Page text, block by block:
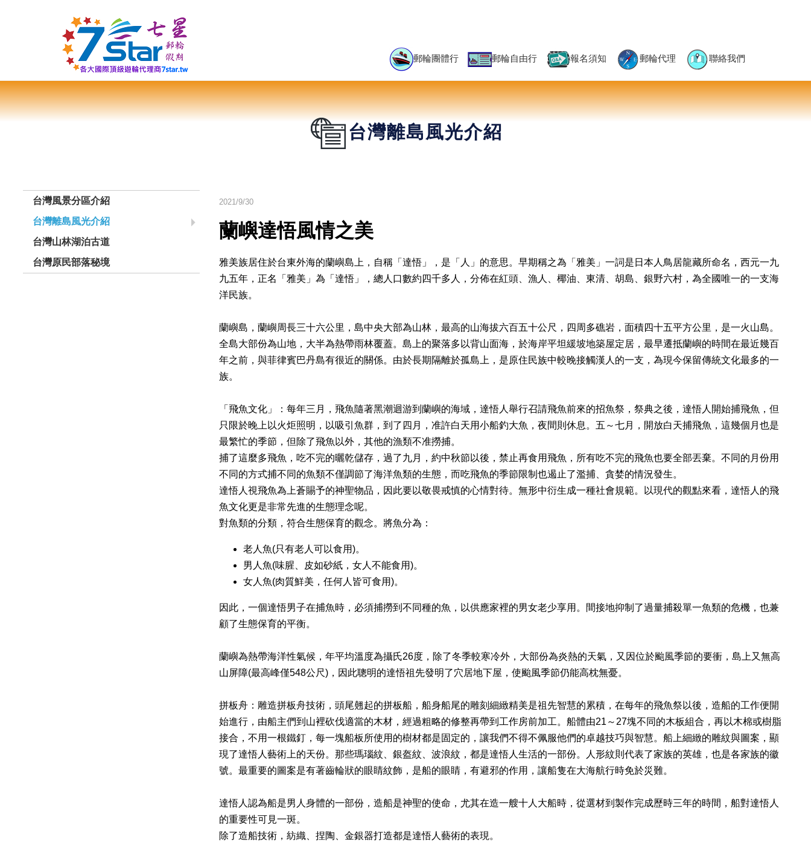
郵輪團體行 郵輪自由行 報名須知 郵輪代理 聯絡我們
台灣離島風光介紹
台灣風景分區介紹
台灣離島風光介紹
台灣山林湖泊古道
台灣原民部落秘境
2021/9/30
蘭嶼達悟風情之美
雅美族居住於台東外海的蘭嶼島上，自稱「達悟」，是「人」的意思。早期稱之為「雅美」一詞是日本人鳥居龍藏所命名，西元一九
九五年，正名「雅美」為「達悟」，總人口數約四千多人，分佈在紅頭、漁人、椰油、東清、胡島、銀野六村，為全國唯一的一支海
洋民族。
蘭嶼島，蘭嶼周長三十六公里，島中央大部為山林，最高的山海拔六百五十公尺，四周多礁岩，面積四十五平方公里，是一火山島。
全島大部份為山地，大半為熱帶雨林覆蓋。島上的聚落多以背山面海，於海岸平坦緩坡地築屋定居，最早遷抵蘭嶼的時間在最近幾百
年之前，與菲律賓巴丹島有很近的關係。由於長期隔離於孤島上，是原住民族中較晚接觸漢人的一支，為現今保留傳統文化最多的一
族。
「飛魚文化」：每年三月，飛魚隨著黑潮迴游到蘭嶼的海域，達悟人舉行召請飛魚前來的招魚祭，祭典之後，達悟人開始捕飛魚，但
只限於晚上以火炬照明，以吸引魚群，到了四月，准許白天用小船釣大魚，夜間則休息。五～七月，開放白天捕飛魚，這幾個月也是
最繁忙的季節，但除了飛魚以外，其他的漁類不准撈捕。
捕了這麼多飛魚，吃不完的曬乾儲存，過了九月，約中秋節以後，禁止再食用飛魚，所有吃不完的飛魚也要全部丟棄。不同的月份用
不同的方式捕不同的魚類不僅調節了海洋魚類的生態，而吃飛魚的季節限制也遏止了濫捕、貪婪的情況發生。
達悟人視飛魚為上蒼賜予的神聖物品，因此要以敬畏戒慎的心情對待。無形中衍生成一種社會規範。以現代的觀點來看，達悟人的飛
魚文化更是非常先進的生態理念呢。
對魚類的分類，符合生態保育的觀念。將魚分為：
老人魚(只有老人可以食用)。
男人魚(味腥、皮如砂紙，女人不能食用)。
女人魚(肉質鮮美，任何人皆可食用)。
因此，一個達悟男子在捕魚時，必須捕撈到不同種的魚，以供應家裡的男女老少享用。間接地抑制了過量捕殺單一魚類的危機，也兼
顧了生態保育的平衡。
蘭嶼為熱帶海洋性氣候，年平均溫度為攝氏26度，除了冬季較寒冷外，大部份為炎熱的天氣，又因位於颱風季節的要衝，島上又無高
山屏障(最高峰僅548公尺)，因此聰明的達悟祖先發明了穴居地下屋，使颱風季節仍能高枕無憂。
拼板舟：雕造拼板舟技術，頭尾翹起的拼板船，船身船尾的雕刻細緻精美是祖先智慧的累積，在每年的飛魚祭以後，造船的工作便開
始進行，由船主們到山裡砍伐適當的木材，經過粗略的修整再帶到工作房前加工。船體由21～27塊不同的木板組合，再以木棉或樹脂
接合，不用一根鐵釘，每一塊船板所使用的樹材都是固定的，讓我們不得不佩服他們的卓越技巧與智慧。船上細緻的雕紋與圖案，顯
現了達悟人藝術上的天份。那些瑪瑙紋、銀盔紋、波浪紋，都是達悟人生活的一部份。人形紋則代表了家族的英雄，也是各家族的徽
號。最重要的圖案是有著齒輪狀的眼睛紋飾，是船的眼睛，有避邪的作用，讓船隻在大海航行時免於災難。
達悟人認為船是男人身體的一部份，造船是神聖的使命，尤其在造一艘十人大船時，從選材到製作完成歷時三年的時間，船對達悟人
的重要性可見一斑。
除了造船技術，紡織、捏陶、金銀器打造都是達悟人藝術的表現。